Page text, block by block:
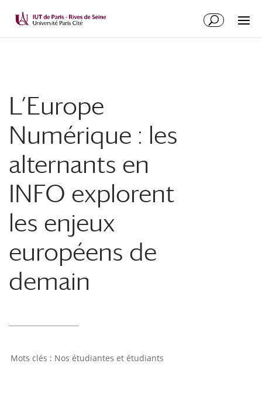
L’Europe
Numérique : les
alternants en
INFO explorent
les enjeux
européens de
demain
Nos étudiantes et étudiants